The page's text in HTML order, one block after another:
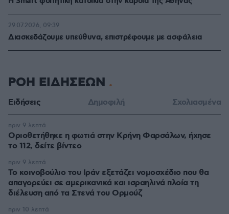
Διασκεδάζουμε υπεύθυνα, επιστρέφουμε με ασφάλεια
29.07.2026, 09:39
ΡΟΗ ΕΙΔΗΣΕΩΝ
Ειδήσεις Δημοφιλή Σχολιασμένα
Οριοθετήθηκε η φωτιά στην Κρήνη Φαρσάλων, ήχησε
το 112, δείτε βίντεο
πριν 9 λεπτά
Το κοινοβούλιο του Ιράν εξετάζει νομοσχέδιο που θα
απαγορεύει σε αμερικανικά και ισραηλινά πλοία τη
διέλευση από τα Στενά του Ορμούζ
πριν 9 λεπτά
πριν 10 λεπτά